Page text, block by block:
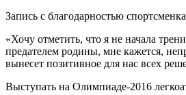
Запись с благодарностью
«Хочу отметить, что я не начала
предателем родины, мне кажется,
вынесет позитивное для нас всех
Выступать на Олимпиаде-2016